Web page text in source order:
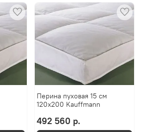
Перина пуховая 15 см
120x200 Kauffmann
492 560 р.